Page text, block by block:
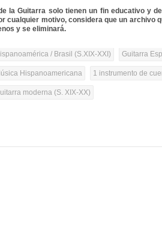
la Guitarra solo tienen un fin educativo y
cualquier motivo, considera que un archivo
y se eliminará.
/ Brasil (S.XIX-XXI) Guitarra
Hispanoamericana 1 instrumento de
moderna (S. XIX-XX)